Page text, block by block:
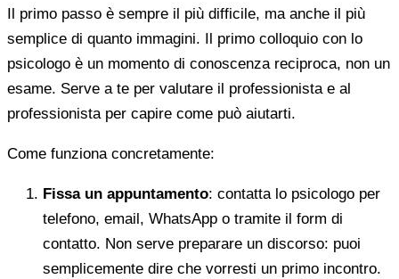
Il primo passo è sempre il più difficile, ma anche il più
semplice di quanto immagini. Il primo colloquio con lo
psicologo è un momento di conoscenza reciproca, non un
esame. Serve a te per valutare il professionista e al
professionista per capire come può aiutarti.
Come funziona concretamente:
Fissa un appuntamento: contatta lo psicologo per
telefono, email, WhatsApp o tramite il form di
contatto. Non serve preparare un discorso: puoi
semplicemente dire che vorresti un primo incontro.